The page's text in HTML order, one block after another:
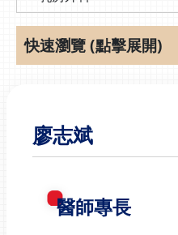
快速瀏覽 (點擊展開)
廖志斌
醫師專長